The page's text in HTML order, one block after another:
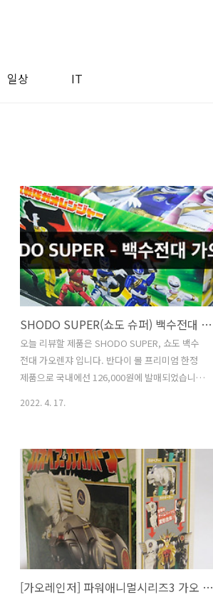
일상 IT
SHODO SUPER(쇼도 슈퍼) 백수전대 가오렌쟈
오늘 리뷰할 제품은 SHODO SUPER, 쇼도 백수
전대 가오렌쟈 입니다. 반다이 몰 프리미엄 한정
제품으로 국내에선 126,000원에 발매되었습니다.
전대 25대 기념작입니다. 2001년에 방영하였고,
우연히 접하게 되어 재미있게 봤던 기억이 납니다.
스트리밍 개념도 없던 시절이라 가지고 있는 동영
상을 어떻게든 구해서 서로 교환해서 봤던 기억이
있네요. 국내에선 파워포스레인저, 파워레인저 정
글포스라는 이름으로 방영되었습니다. 박스아트.
가오렌쟈의 시그니처 포즈들과 구성품에 대한 사
진들이 그려져 있습니다. 가오렌쟈 6인이 개별로
포장되어 있습니다. 무기의 압박..
2022. 4. 17.
[가오레인저] 파워애니멀시리즈3 가오 베어 & 폴라